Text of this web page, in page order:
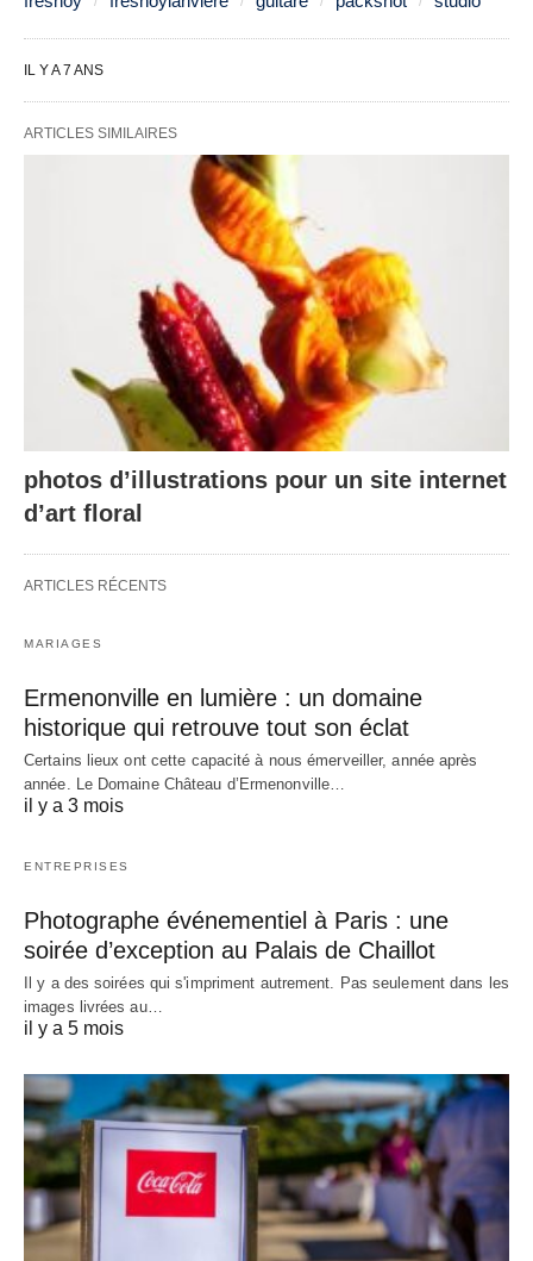
IL Y A 7 ANS
ARTICLES SIMILAIRES
photos d’illustrations pour un site internet
d’art floral
ARTICLES RÉCENTS
MARIAGES
Ermenonville en lumière : un domaine
historique qui retrouve tout son éclat
Certains lieux ont cette capacité à nous émerveiller, année après
année. Le Domaine Château d’Ermenonville…
il y a 3 mois
ENTREPRISES
Photographe événementiel à Paris : une
soirée d’exception au Palais de Chaillot
Il y a des soirées qui s'impriment autrement. Pas seulement dans les
images livrées au…
il y a 5 mois